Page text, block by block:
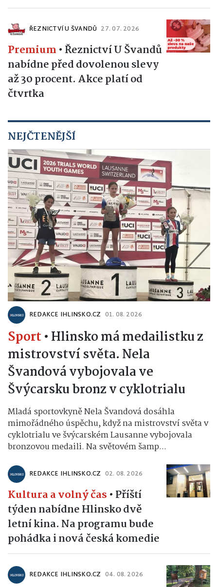
ŘEZNICTVÍ U ŠVANDŮ 27. 07. 2026
Premium •Řeznictví U Švandů
nabídne před dovolenou slevy
až 30 procent. Akce platí od
čtvrtka
NEJČTENĚJŠÍ
REDAKCE IHLINSKO.CZ 01. 08. 2026
Sport • Hlinsko má medailistku z
mistrovství světa. Nela
Švandová vybojovala ve
Švýcarsku bronz v cyklotrialu
Mladá sportovkyně Nela Švandová dosáhla
mimořádného úspěchu, když na mistrovství světa v
cyklotrialu ve švýcarském Lausanne vybojovala
bronzovou medaili. Na světovém šamp...
REDAKCE IHLINSKO.CZ 02. 08. 2026
Kultura a volný čas • Příští
týden nabídne Hlinsko dvě
letní kina. Na programu bude
pohádka i nová česká komedie
REDAKCE IHLINSKO.CZ 04. 08. 2026